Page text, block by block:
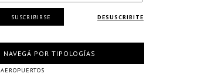
DESUSCRIBITE
SUSCRIBIRSE
NAVEGÁ POR TIPOLOGÍAS
AEROPUERTOS